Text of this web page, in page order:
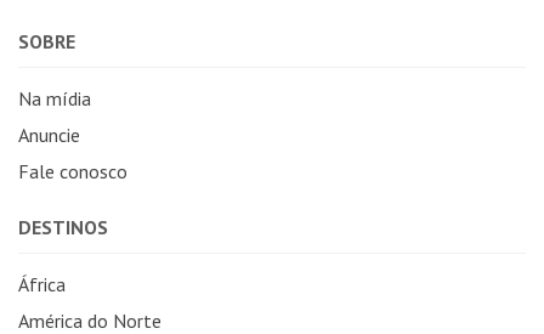
SOBRE
Na mídia
Anuncie
Fale conosco
DESTINOS
África
América do Norte